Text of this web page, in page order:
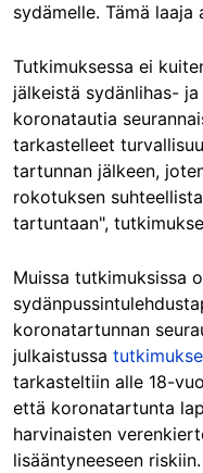
sydämelle. Tämä
Tutkimuksessa ei
jälkeistä sydänlihas-
koronatautia
tarkastelleet
tartunnan jälkeen,
rokotuksen
tartuntaan",
Muissa tutkimuksissa
koronatartunnan
julkaistussa
tarkasteltiin alle 18-
että koronatartunta
harvinaisten
lisääntyneeseen